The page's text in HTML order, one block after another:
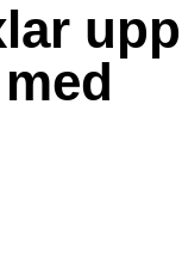
upp